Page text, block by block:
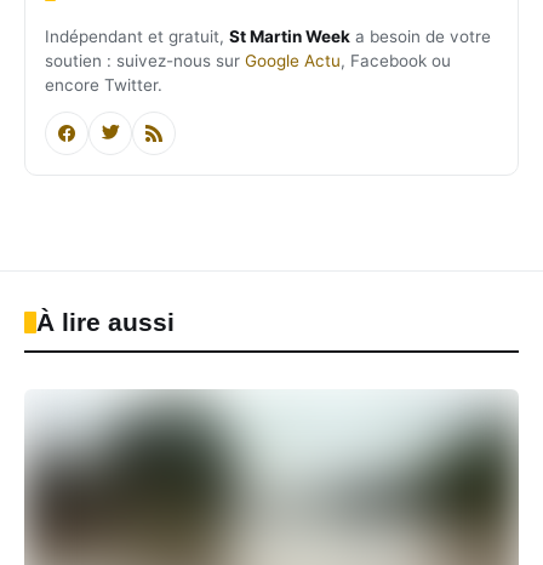
Indépendant et gratuit, St Martin Week a besoin de votre
soutien : suivez-nous sur Google Actu, Facebook ou
encore Twitter.
À lire aussi